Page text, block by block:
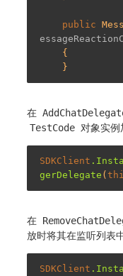
public
{
在
TestCode 对象实例
SDKClient
gerDelegate (
在
放时将其在监听列表
SDKClient